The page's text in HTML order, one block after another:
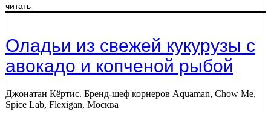
читать
Оладьи из свежей кукурузы с
авокадо и копченой рыбой
Джонатан Кёртис. Бренд-шеф корнеров Aquaman, Chow Me,
Spice Lab, Flexigan, Москва